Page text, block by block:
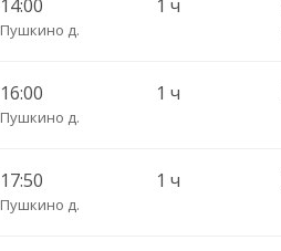
14:00
Пушкино д.
1 ч
16:00
Пушкино д.
1 ч
17:50
Пушкино д.
1 ч